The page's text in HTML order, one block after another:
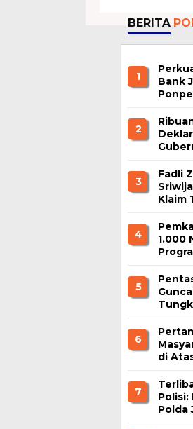
BERITA
1
Bank
2
3
Fadli
Klaim
4
1.000
5
6
di
7
Polda